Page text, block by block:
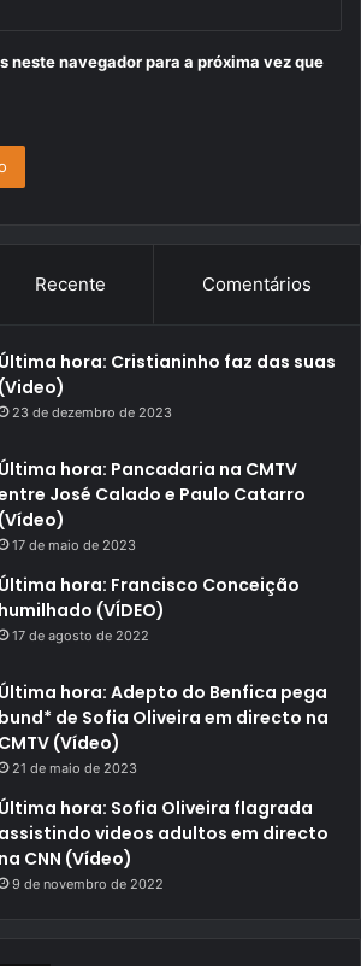
neste navegador para a próxima vez que
Recente Comentários
Última hora: Cristianinho faz das suas
(Video)
23 de dezembro de 2023
Última hora: Pancadaria na CMTV
José Calado e Paulo Catarro
(Vídeo)
17 de maio de 2023
Última hora: Francisco Conceição
humilhado (VÍDEO)
17 de agosto de 2022
Última hora: Adepto do Benfica pega
bund* de Sofia Oliveira em directo na
CMTV (Vídeo)
21 de maio de 2023
Última hora: Sofia Oliveira flagrada
assistindo videos adultos em directo
na CNN (Vídeo)
9 de novembro de 2022